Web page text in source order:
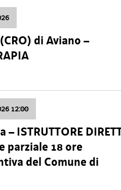
di Aviano –
12:00
ISTRUTTORE
parziale 18 ore
del Comune di